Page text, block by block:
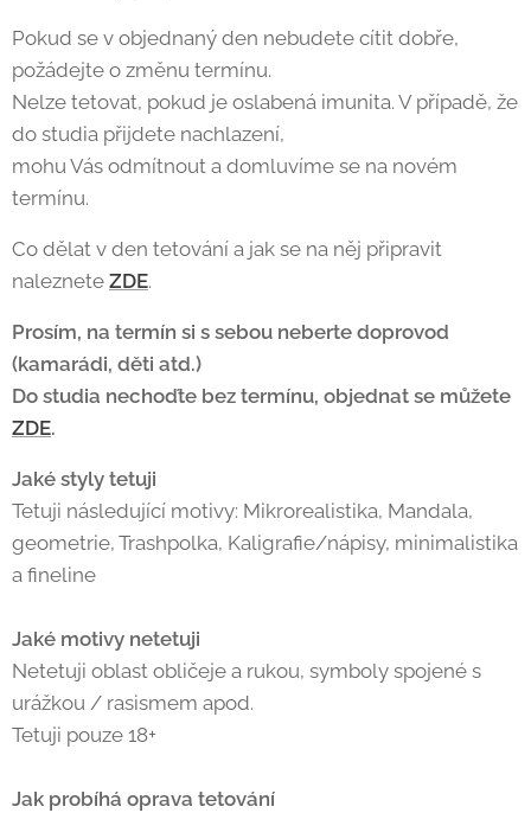
Pokud se v objednaný den nebudete cítit dobře,
požádejte o změnu termínu.
Nelze tetovat, pokud je oslabená imunita. V případě, že
do studia přijdete nachlazení,
mohu Vás odmítnout a domluvíme se na novém
termínu.
Co dělat v den tetování a jak se na něj připravit
naleznete ZDE.
Prosím, na termín si s sebou neberte doprovod
(kamarádi, děti atd.)
Do studia nechoďte bez termínu, objednat se můžete
ZDE.
Jaké styly tetuji
Tetuji následující motivy: Mikrorealistika, Mandala,
geometrie, Trashpolka, Kaligrafie/nápisy, minimalistika
a fineline
Jaké motivy netetuji
Netetuji oblast obličeje a rukou, symboly spojené s
urážkou / rasismem apod.
Tetuji pouze 18+
Jak probíhá oprava tetování